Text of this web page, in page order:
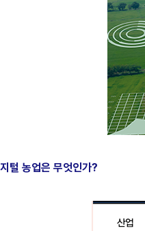
털 농업은 무엇인가?